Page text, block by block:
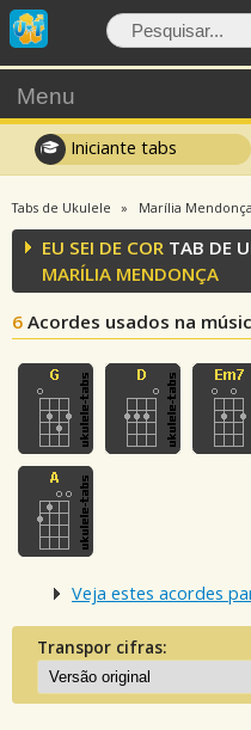
Menu
Iniciante tabs
Tabs de Ukulele Marília Mendonça
EU SEI DE COR TAB DE
MARÍLIA MENDONÇA
6 Acordes usados na
Veja estes acordes
Transpor cifras: